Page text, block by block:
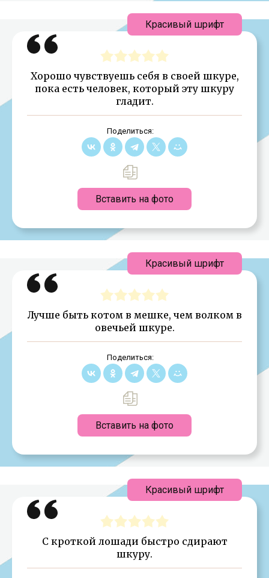
Хорошо чувствуешь себя в своей шкуре,
пока есть человек, который эту шкуру
гладит.
Поделиться:
Вставить на фото
Красивый шрифт
Лучше быть котом в мешке, чем волком в
овечьей шкуре.
Поделиться:
Вставить на фото
Красивый шрифт
С кроткой лошади быстро сдирают
шкуру.
Красивый шрифт